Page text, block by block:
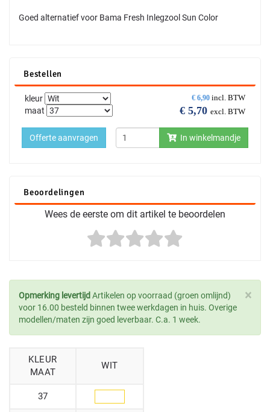
Goed alternatief voor Bama Fresh Inlegzool Sun Color
Bestellen
€ 6,90 incl. BTW
€ 5,70 excl. BTW
kleur
maat
In winkelmandje
Offerte aanvragen
Beoordelingen
Wees de eerste om dit artikel te beoordelen
×
Opmerking levertijd Artikelen op voorraad (groen omlijnd)
voor 16.00 besteld binnen twee werkdagen in huis. Overige
modellen/maten zijn goed leverbaar. C.a. 1 week.
KLEUR
MAAT
WIT
37